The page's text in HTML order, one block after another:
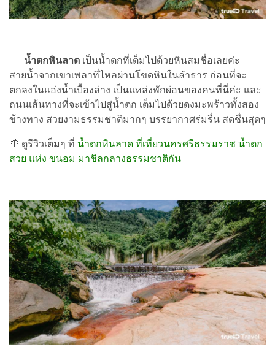
น้ำตกหินลาด เป็นน้ำตกที่เต็มไปด้วยหินสมชื่อเลยค่ะ
สายน้ำจากเขาเพลาที่ไหลผ่านโขดหินในลำธาร ก่อนที่จะ
ตกลงในแอ่งน้ำเบื้องล่าง เป็นแหล่งพักผ่อนของคนที่นี่ค่ะ และ
ถนนเส้นทางที่จะเข้าไปสู่น้ำตก เต็มไปด้วยดงมะพร้าวทั้งสอง
ข้างทาง สวยงามธรรมชาติมากๆ บรรยากาศร่มรื่น สดชื่นสุดๆ
🌴 ดูรีวิวเต็มๆ ที่ น้ำตกหินลาด ที่เที่ยวนครศรีธรรมราช น้ำตก
สวย แห่ง ขนอม มาชิลกลางธรรมชาติกัน